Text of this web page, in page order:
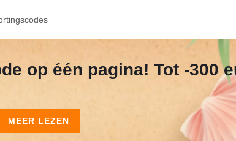
op één pagina! Tot -300
MEER LEZEN